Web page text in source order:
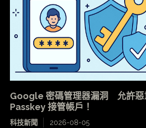
Google 密碼管理器漏洞 允許惡
Passkey 接管帳戶！
科技新聞 2026-08-05